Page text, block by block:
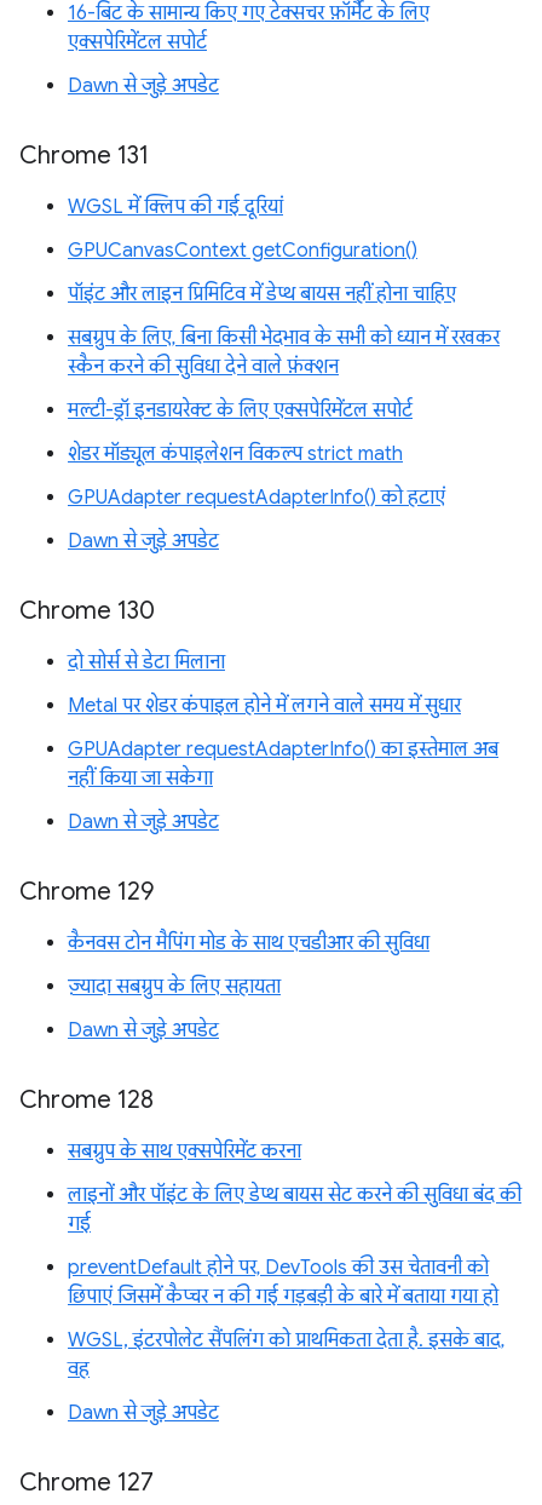
16-बिट के सामान्य किए गए टेक्सचर फ़ॉर्मैट के लिए
एक्सपेरिमेंटल सपोर्ट
Dawn से जुड़े अपडेट
Chrome 131
WGSL में क्लिप की गई दूरियां
GPUCanvasContext getConfiguration()
पॉइंट और लाइन प्रिमिटिव में डेप्थ बायस नहीं होना चाहिए
सबग्रुप के लिए, बिना किसी भेदभाव के सभी को ध्यान में रखकर
स्कैन करने की सुविधा देने वाले फ़ंक्शन
मल्टी-ड्रॉ इनडायरेक्ट के लिए एक्सपेरिमेंटल सपोर्ट
शेडर मॉड्यूल कंपाइलेशन विकल्प strict math
GPUAdapter requestAdapterInfo() को हटाएं
Dawn से जुड़े अपडेट
Chrome 130
दो सोर्स से डेटा मिलाना
Metal पर शेडर कंपाइल होने में लगने वाले समय में सुधार
GPUAdapter requestAdapterInfo() का इस्तेमाल अब
नहीं किया जा सकेगा
Dawn से जुड़े अपडेट
Chrome 129
कैनवस टोन मैपिंग मोड के साथ एचडीआर की सुविधा
ज़्यादा सबग्रुप के लिए सहायता
Dawn से जुड़े अपडेट
Chrome 128
सबग्रुप के साथ एक्सपेरिमेंट करना
लाइनों और पॉइंट के लिए डेप्थ बायस सेट करने की सुविधा बंद की
गई
preventDefault होने पर, DevTools की उस चेतावनी को
छिपाएं जिसमें कैप्चर न की गई गड़बड़ी के बारे में बताया गया हो
WGSL, इंटरपोलेट सैंपलिंग को प्राथमिकता देता है. इसके बाद,
वह
Dawn से जुड़े अपडेट
Chrome 127